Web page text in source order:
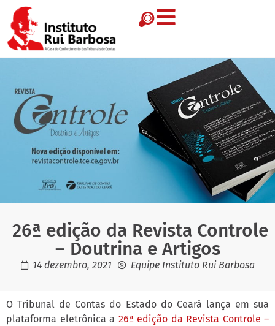
26ª edição da Revista Controle
– Doutrina e Artigos
14 dezembro, 2021 Equipe Instituto Rui Barbosa
O Tribunal de Contas do Estado do Ceará lança em sua
plataforma eletrônica a 26ª edição da Revista Controle –